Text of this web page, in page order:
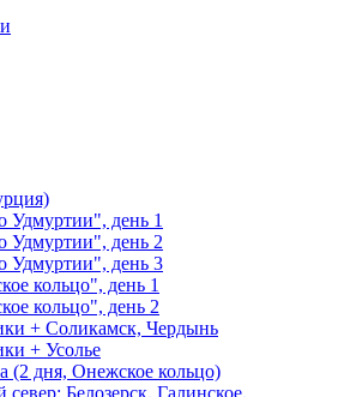
Удмуртии", день 1
Удмуртии", день 2
Удмуртии", день 3
кольцо", день 1
кольцо", день 2
+ Соликамск, Чердынь
+ Усолье
(2 дня, Онежское кольцо)
север: Белозерск, Галинское,